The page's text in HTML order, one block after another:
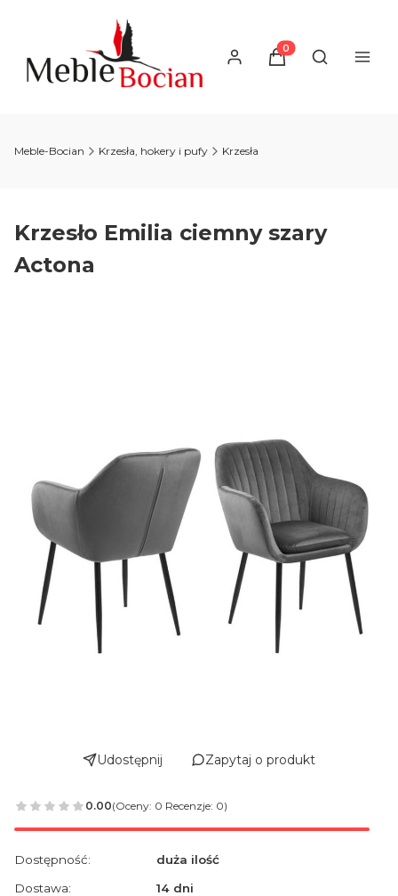
Produkty w
Otwórz
Meble-Bocian Krzesła, hokery i pufy Krzesła
Krzesło Emilia ciemny szary
Actona
Udostępnij Zapytaj o produkt
0.00(Oceny: 0 Recenzje: 0)
Dostępność:
duża ilość
Dostawa:
14 dni